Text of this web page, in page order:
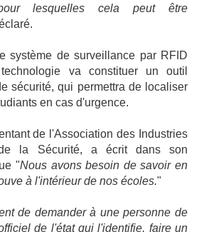
lesquelles cela peut être
système de surveillance par RFID
va constituer un outil
sécurité, qui permettra de localiser
en cas d'urgence.
de l'Association des Industries
la Sécurité, a écrit dans son
"Nous avons besoin de savoir en
à l'intérieur de nos écoles."
de demander à une personne de
de l'état qui l'identifie, faire un